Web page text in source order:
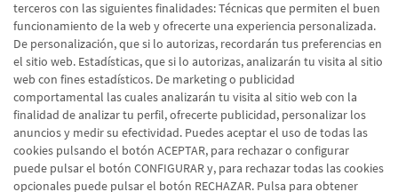
terceros con las siguientes finalidades: Técnicas que permiten el buen
funcionamiento de la web y ofrecerte una experiencia personalizada.
De personalización, que si lo autorizas, recordarán tus preferencias en
el sitio web. Estadísticas, que si lo autorizas, analizarán tu visita al sitio
web con fines estadísticos. De marketing o publicidad
comportamental las cuales analizarán tu visita al sitio web con la
finalidad de analizar tu perfil, ofrecerte publicidad, personalizar los
anuncios y medir su efectividad. Puedes aceptar el uso de todas las
cookies pulsando el botón ACEPTAR, para rechazar o configurar
puede pulsar el botón CONFIGURAR y, para rechazar todas las cookies
opcionales puede pulsar el botón RECHAZAR. Pulsa para obtener